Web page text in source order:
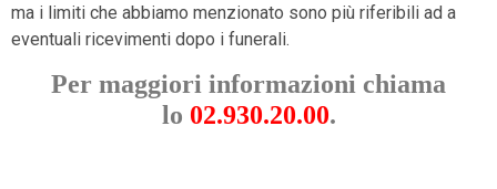
ma i limiti che abbiamo menzionato sono più riferibili ad a
eventuali ricevimenti dopo i funerali.
Per maggiori informazioni chiama
lo 02.930.20.00.